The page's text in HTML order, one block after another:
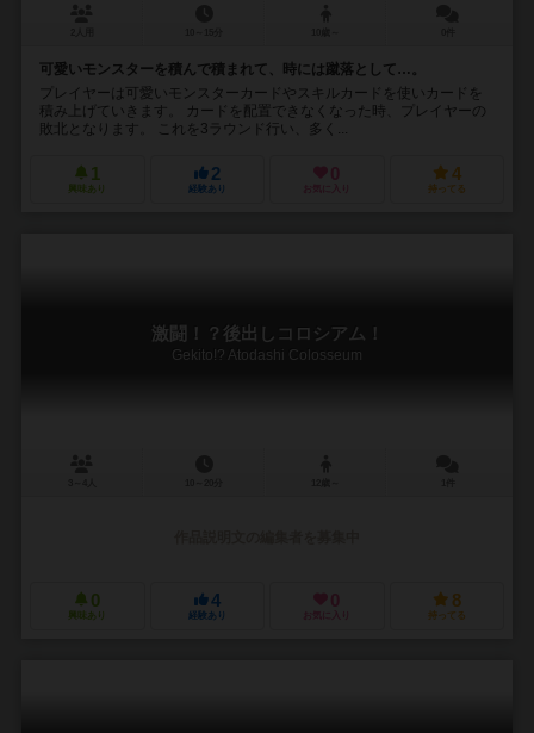
可愛いモンスターを積んで積まれて、時には蹴落として…。
プレイヤーは可愛いモンスターカードやスキルカードを使いカードを
積み上げていきます。 カードを配置できなくなった時、プレイヤーの
敗北となります。 これを3ラウンド行い、多く...
1
興味あり
2
経験あり
0
お気に入り
4
持ってる
激闘！？後出しコロシアム！
Gekito!? Atodashi Colosseum
0
興味あり
4
経験あり
0
お気に入り
8
持ってる